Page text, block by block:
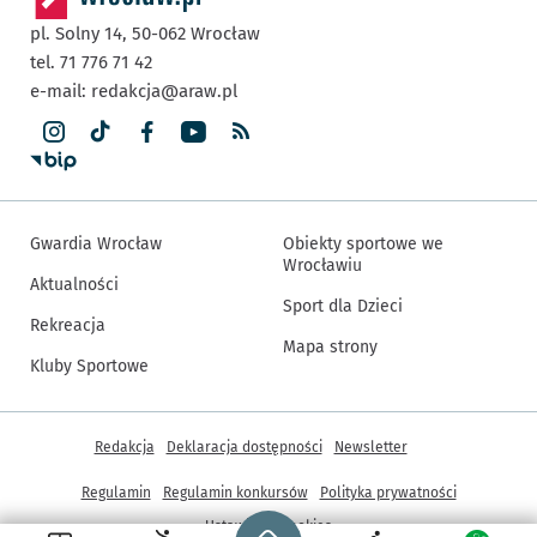
Strona główna - wroclaw.pl
pl. Solny 14, 50-062 Wrocław
tel. 71 776 71 42
e-mail: redakcja@araw.pl
Gwardia Wrocław
Aktualności
Rekreacja
Kluby Sportowe
Obiekty sportowe we
Wrocławiu
Sport dla Dzieci
Mapa strony
Inne informacje
Redakcja Deklaracja dostępności Newsletter
Regulamin Regulamin konkursów
Polityka prywatności
Ustawienia cookies